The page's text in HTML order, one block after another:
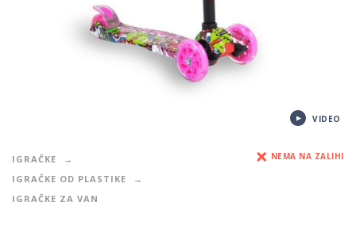
VIDEO
IGRAČKE
IGRAČKE OD PLASTIKE
IGRAČKE ZA VAN
NEMA NA ZALIHI